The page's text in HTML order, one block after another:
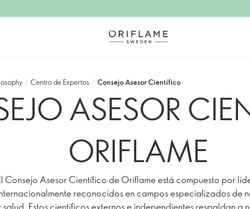
/ Centro de Expertos / Consejo Asesor Científico
ASESOR
ORIFLAME
Consejo Asesor Científico de Oriflame está compuesto por
reconocidos en campos especializados de
salud. Estos científicos externos e independientes respaldan a